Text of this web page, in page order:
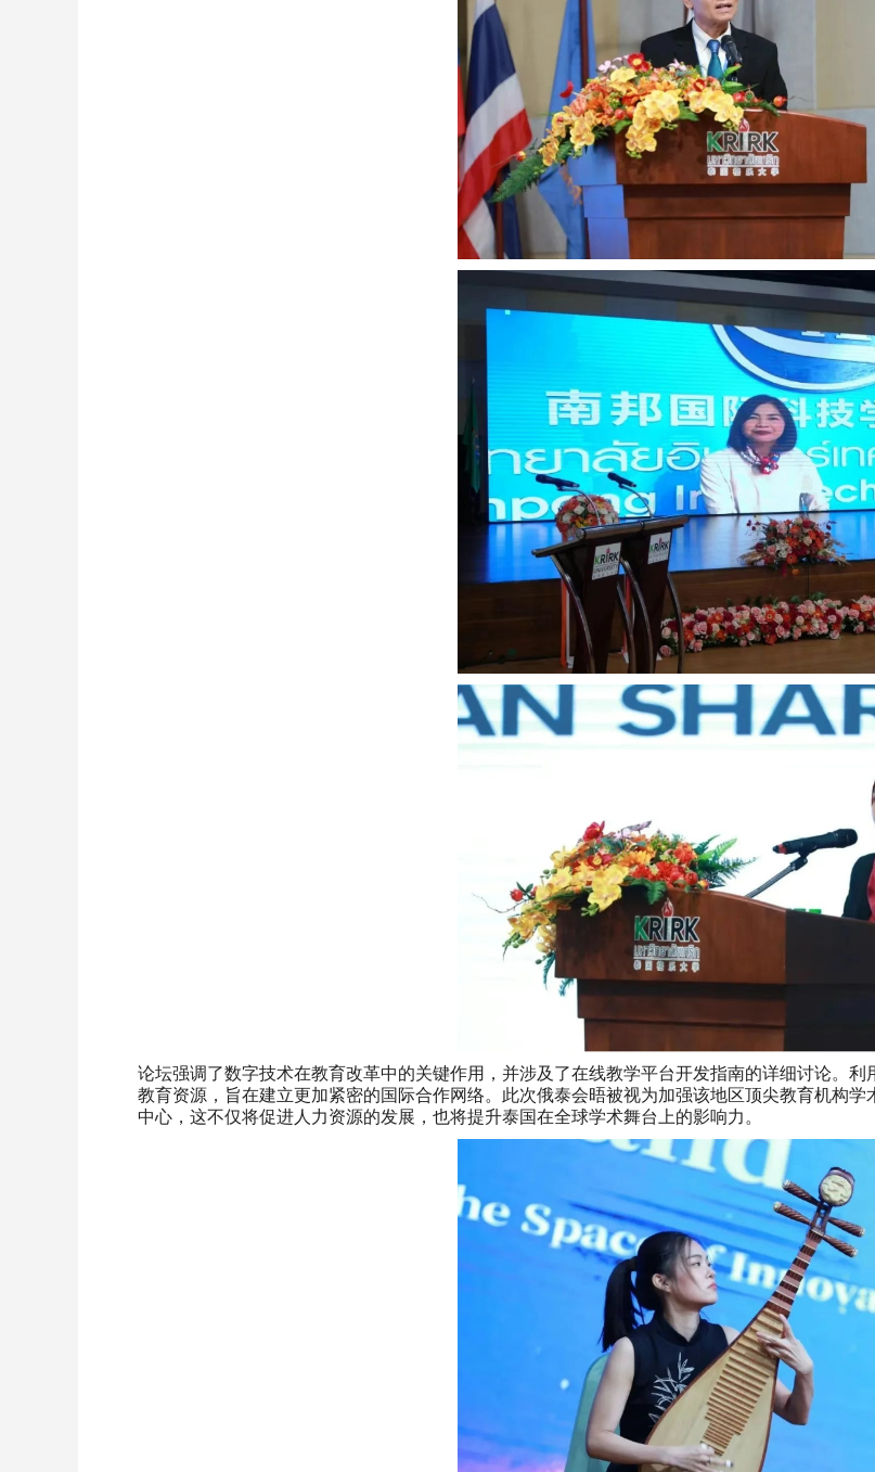
论坛强调了数字技术在教育改革中的关键作用，并涉及了在线教学平台开发指南的详细讨论。
教育资源，旨在建立更加紧密的国际合作网络。此次俄泰会晤被视为加强该地区顶尖教育机构
中心，这不仅将促进人力资源的发展，也将提升泰国在全球学术舞台上的影响力。